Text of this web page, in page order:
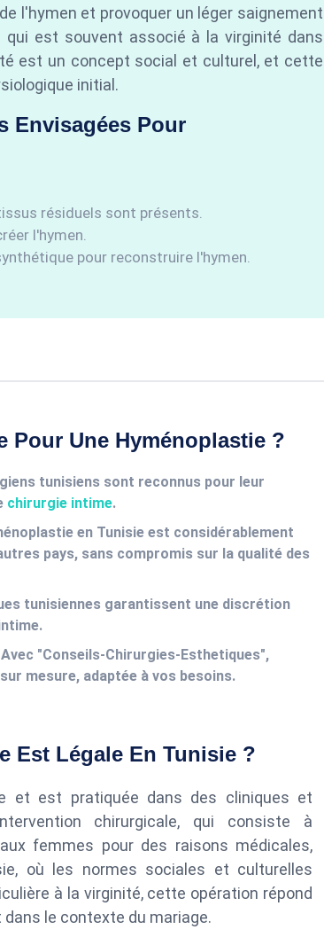
l'hymen et provoquer un léger saignement
qui est souvent associé à la virginité dans
est un concept social et culturel, et cette
initial.
Envisagées Pour
résiduels sont présents.
l'hymen.
pour reconstruire l'hymen.
Pour Une Hyménoplastie ?
tunisiens sont reconnus pour leur
chirurgie intime.
en Tunisie est considérablement
pays, sans compromis sur la qualité des
tunisiennes garantissent une discrétion
Avec "Conseils-Chirurgies-Esthetiques",
mesure, adaptée à vos besoins.
Est Légale En Tunisie ?
et est pratiquée dans des cliniques et
chirurgicale, qui consiste à
femmes pour des raisons médicales,
où les normes sociales et culturelles
à la virginité, cette opération répond
le contexte du mariage.